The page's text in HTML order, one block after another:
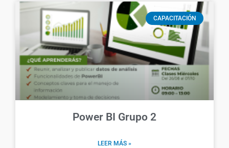
CAPACITACIÓN
Power BI Grupo 2
LEER MÁS »